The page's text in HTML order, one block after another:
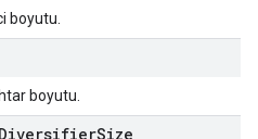
boyutu.
boyutu.
DiversifierSize